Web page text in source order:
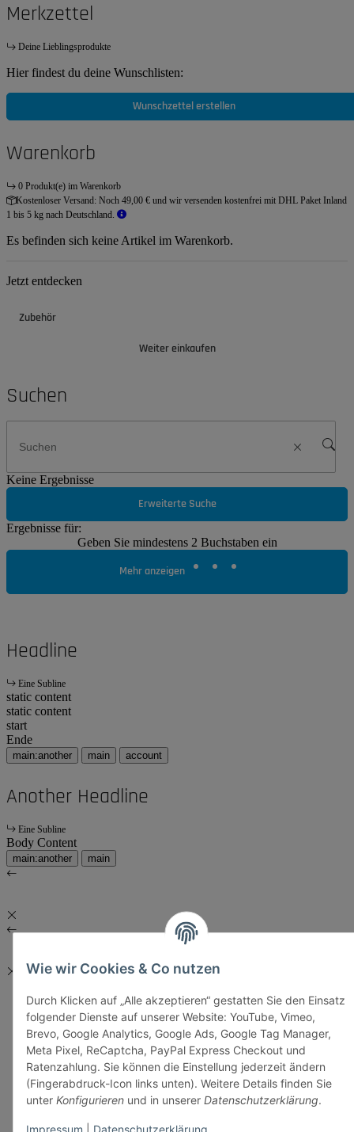
Wie wir Cookies & Co nutzen
Durch Klicken auf „Alle akzeptieren“ gestatten Sie den Einsatz
folgender Dienste auf unserer Website: YouTube, Vimeo,
Brevo, Google Analytics, Google Ads, Google Tag Manager,
Meta Pixel, ReCaptcha, PayPal Express Checkout und
Ratenzahlung. Sie können die Einstellung jederzeit ändern
(Fingerabdruck-Icon links unten). Weitere Details finden Sie
unter Konfigurieren und in unserer Datenschutzerklärung.
Impressum Datenschutzerklärung
Merkzettel
Deine Lieblingsprodukte
Hier findest du deine Wunschlisten:
Wunschzettel erstellen
Warenkorb
0 Produkt(e) im Warenkorb
Kostenloser Versand: Noch 49,00 € und wir versenden kostenfrei mit DHL Paket Inland
1 bis 5 kg nach Deutschland.
Es befinden sich keine Artikel im Warenkorb.
Jetzt entdecken
Zubehör
Weiter einkaufen
Suchen
Keine Ergebnisse
Erweiterte Suche
Ergebnisse für:
Geben Sie mindestens 2 Buchstaben ein
Mehr anzeigen
Headline
Eine Subline
static content
static content
start
Ende
main:another main account
Another Headline
Eine Subline
Body Content
main:another main